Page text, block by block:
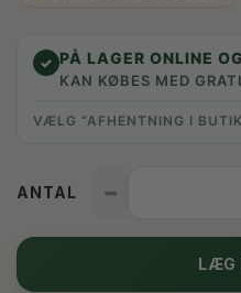
✓ PÅ LAGER ONLINE
KAN KØBES MED
VÆLG “AFHENTNING I
ANTAL
LÆG